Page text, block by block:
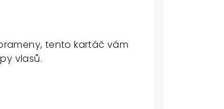
tento kartáč vám
vlasů.